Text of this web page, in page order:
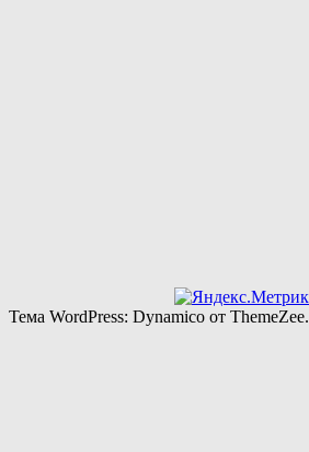
Тема WordPress: Dynamico от ThemeZee.